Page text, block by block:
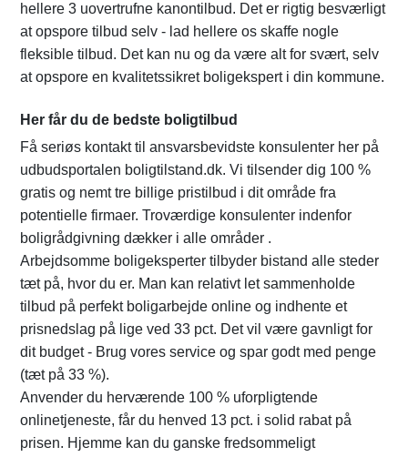
hellere 3 uovertrufne kanontilbud. Det er rigtig besværligt
at opspore tilbud selv - lad hellere os skaffe nogle
fleksible tilbud. Det kan nu og da være alt for svært, selv
at opspore en kvalitetssikret boligekspert i din kommune.
Her får du de bedste boligtilbud
Få seriøs kontakt til ansvarsbevidste konsulenter her på
udbudsportalen boligtilstand.dk. Vi tilsender dig 100 %
gratis og nemt tre billige pristilbud i dit område fra
potentielle firmaer. Troværdige konsulenter indenfor
boligrådgivning dækker i alle områder .
Arbejdsomme boligeksperter tilbyder bistand alle steder
tæt på, hvor du er. Man kan relativt let sammenholde
tilbud på perfekt boligarbejde online og indhente et
prisnedslag på lige ved 33 pct. Det vil være gavnligt for
dit budget - Brug vores service og spar godt med penge
(tæt på 33 %).
Anvender du herværende 100 % uforpligtende
onlinetjeneste, får du henved 13 pct. i solid rabat på
prisen. Hjemme kan du ganske fredsommeligt